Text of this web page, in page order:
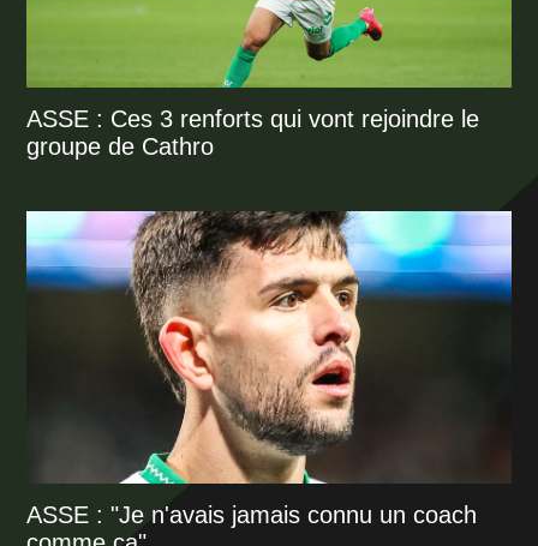
ASSE : Ces 3 renforts qui vont rejoindre le
groupe de Cathro
ASSE : "Je n'avais jamais connu un coach